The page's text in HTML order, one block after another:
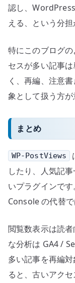
認し、
える、という分担
特にこのブログ
セスが多い記事
く、再編、注意
象として扱う方が
まとめ
WP-PostViews
したり、人気記
いプラグインで
Console の代替で
閲覧数表示は読
な分析は GA4 /
多い記事を再編
ると、古いアク